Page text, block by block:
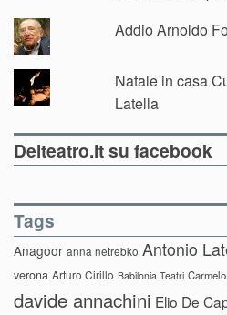
Addio Arnoldo
Natale in casa
Latella
Delteatro.it su facebook
Tags
Anagoor anna netrebko Antonio
verona Arturo Cirillo Babilonia Teatri
davide annachini Elio De